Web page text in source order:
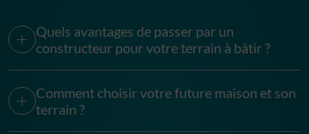
Quels avantages de passer par un
constructeur pour votre terrain à bâtir ?
Comment choisir votre future maison et son
terrain ?